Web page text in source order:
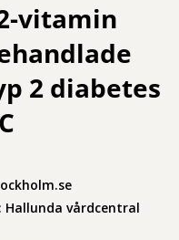
vitamin
2 diabetes
vårdcentral